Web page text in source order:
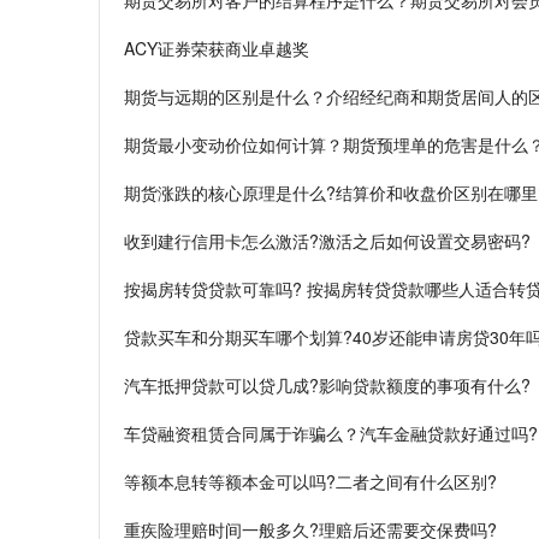
ACY证券荣获商业卓越奖
期货与远期的区别是什么？介绍经纪商和期货居间人的
期货最小变动价位如何计算？期货预埋单的危害是什么
期货涨跌的核心原理是什么?结算价和收盘价区别在哪
收到建行信用卡怎么激活?激活之后如何设置交易密码?
按揭房转贷贷款可靠吗? 按揭房转贷贷款哪些人适合转
贷款买车和分期买车哪个划算?40岁还能申请房贷30年
汽车抵押贷款可以贷几成?影响贷款额度的事项有什么?
车贷融资租赁合同属于诈骗么？汽车金融贷款好通过吗?
等额本息转等额本金可以吗?二者之间有什么区别?
重疾险理赔时间一般多久?理赔后还需要交保费吗?